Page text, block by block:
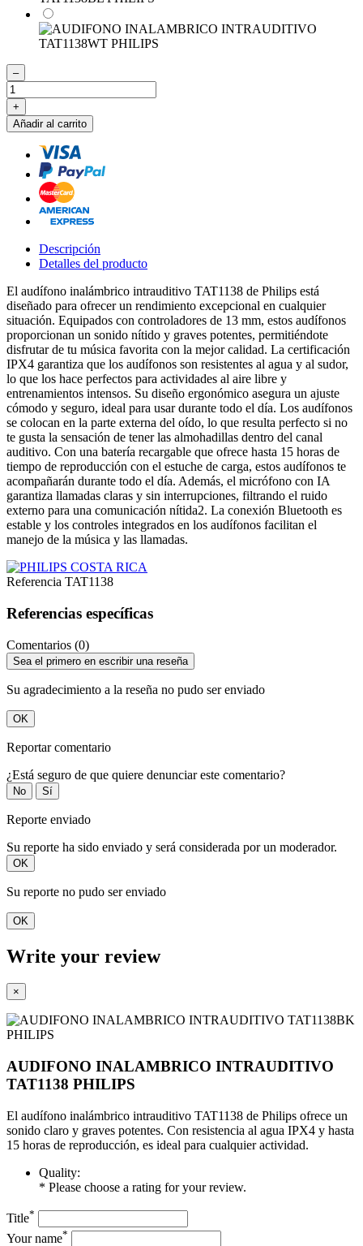
–
+
Añadir al carrito
Descripción
Detalles del producto
El audífono inalámbrico intrauditivo TAT1138 de Philips está
diseñado para ofrecer un rendimiento excepcional en cualquier
situación. Equipados con controladores de 13 mm, estos audífonos
proporcionan un sonido nítido y graves potentes, permitiéndote
disfrutar de tu música favorita con la mejor calidad. La certificación
IPX4 garantiza que los audífonos son resistentes al agua y al sudor,
lo que los hace perfectos para actividades al aire libre y
entrenamientos intensos. Su diseño ergonómico asegura un ajuste
cómodo y seguro, ideal para usar durante todo el día. Los audífonos
se colocan en la parte externa del oído, lo que resulta perfecto si no
te gusta la sensación de tener las almohadillas dentro del canal
auditivo. Con una batería recargable que ofrece hasta 15 horas de
tiempo de reproducción con el estuche de carga, estos audífonos te
acompañarán durante todo el día. Además, el micrófono con IA
garantiza llamadas claras y sin interrupciones, filtrando el ruido
externo para una comunicación nítida2. La conexión Bluetooth es
estable y los controles integrados en los audífonos facilitan el
manejo de la música y las llamadas.
Referencia TAT1138
Referencias específicas
Comentarios (0)
Sea el primero en escribir una reseña
Su agradecimiento a la reseña no pudo ser enviado
OK
Reportar comentario
¿Está seguro de que quiere denunciar este comentario?
No Sí
Reporte enviado
Su reporte ha sido enviado y será considerada por un moderador.
OK
Su reporte no pudo ser enviado
OK
Write your review
×
AUDIFONO INALAMBRICO INTRAUDITIVO
TAT1138 PHILIPS
El audífono inalámbrico intrauditivo TAT1138 de Philips ofrece un
sonido claro y graves potentes. Con resistencia al agua IPX4 y hasta
15 horas de reproducción, es ideal para cualquier actividad.
Quality:
* Please choose a rating for your review.
Title*
Your name*